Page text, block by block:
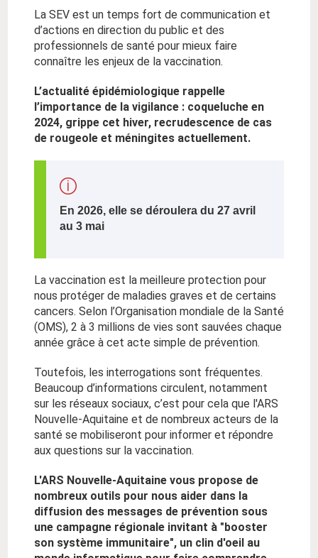
La SEV est un temps fort de communication et
d’actions en direction du public et des
professionnels de santé pour mieux faire
connaître les enjeux de la vaccination.
L’actualité épidémiologique rappelle
l’importance de la vigilance : coqueluche en
2024, grippe cet hiver, recrudescence de cas
de rougeole et méningites actuellement.
En 2026, elle se déroulera du 27 avril
au 3 mai
La vaccination est la meilleure protection pour
nous protéger de maladies graves et de certains
cancers. Selon l’Organisation mondiale de la Santé
(OMS), 2 à 3 millions de vies sont sauvées chaque
année grâce à cet acte simple de prévention.
Toutefois, les interrogations sont fréquentes.
Beaucoup d’informations circulent, notamment
sur les réseaux sociaux, c’est pour cela que l'ARS
Nouvelle-Aquitaine et de nombreux acteurs de la
santé se mobiliseront pour informer et répondre
aux questions sur la vaccination.
L'ARS Nouvelle-Aquitaine vous propose de
nombreux outils pour nous aider dans la
diffusion des messages de prévention sous
une campagne régionale invitant à "booster
son système immunitaire", un clin d'oeil au